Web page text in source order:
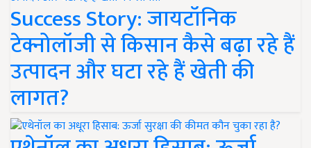
Success Story: जायटॉनिक
टेक्नोलॉजी से किसान कैसे बढ़ा रहे हैं
उत्पादन और घटा रहे हैं खेती की
लागत?